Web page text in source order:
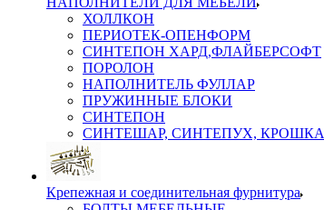
ХОЛЛКОН
ПЕРИОТЕК-ОПЕНФОРМ
СИНТЕПОН ХАРД,ФЛАЙБЕРСОФТ
ПОРОЛОН
НАПОЛНИТЕЛЬ ФУЛЛАР
ПРУЖИННЫЕ БЛОКИ
СИНТЕПОН
СИНТЕШАР, СИНТЕПУХ, КРОШКА
Крепежная и соединительная фурнитура